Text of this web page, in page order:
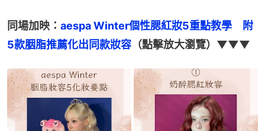
同場加映： aespa Winter個性腮紅妝5重點教學　附
5款胭脂推薦化出同款妝容 （點擊放大瀏覽）▼▼▼